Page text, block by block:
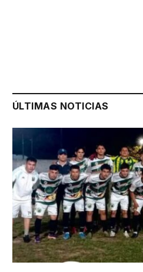
ÚLTIMAS NOTICIAS